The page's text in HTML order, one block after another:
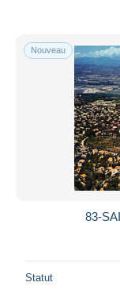
Nouveau
83-
Statut